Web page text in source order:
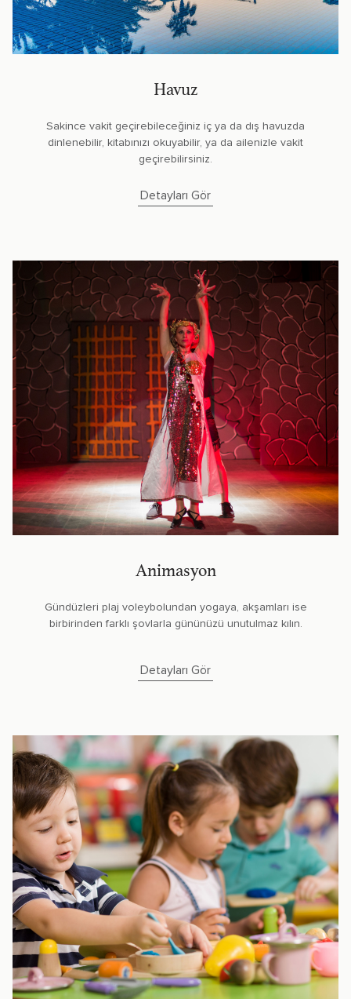
Havuz
Sakince vakit geçirebileceğiniz iç ya da dış havuzda
dinlenebilir, kitabınızı okuyabilir, ya da ailenizle vakit
geçirebilirsiniz.
Detayları Gör
Animasyon
Gündüzleri plaj voleybolundan yogaya, akşamları ise
birbirinden farklı şovlarla gününüzü unutulmaz kılın.
Detayları Gör